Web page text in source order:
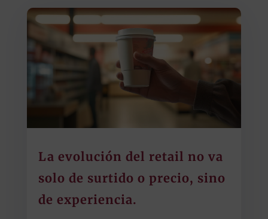
La evolución del retail no va
solo de surtido o precio, sino
de experiencia.